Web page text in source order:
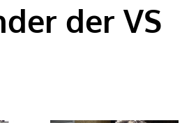
der VS